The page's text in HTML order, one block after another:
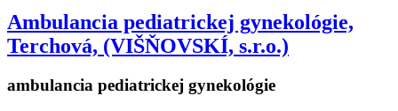
Ambulancia pediatrickej gynekológie,
Terchová, (VIŠŇOVSKÍ, s.r.o.)
ambulancia pediatrickej gynekológie